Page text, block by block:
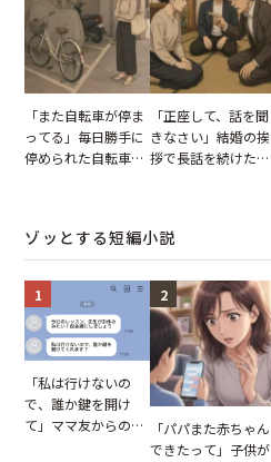
「また自転車が停ま
ってる」毎日勝手に
停められた自転車。
「正座して、話を聞
きなさい」結婚の挨
拶で長話を続けた義
ゾッとする短編小説
1
「私は行けないの
で、誰か鍵を開け
て」ママ友からの
2
「パパまた赤ちゃん
できたって」子供が